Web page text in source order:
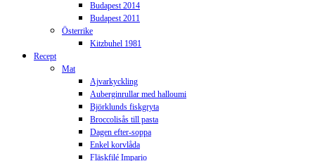
Budapest 2014
Budapest 2011
Österrike
Kitzbuhel 1981
Recept
Mat
Ajvarkyckling
Auberginrullar med halloumi
Björklunds fiskgryta
Broccolisås till pasta
Dagen efter-soppa
Enkel korvlåda
Fläskfilé Impario